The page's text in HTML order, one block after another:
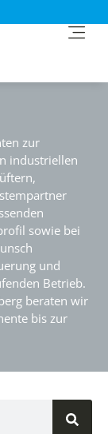
zur
industriellen
sowie bei
und
Betrieb.
beraten wir
bis zur